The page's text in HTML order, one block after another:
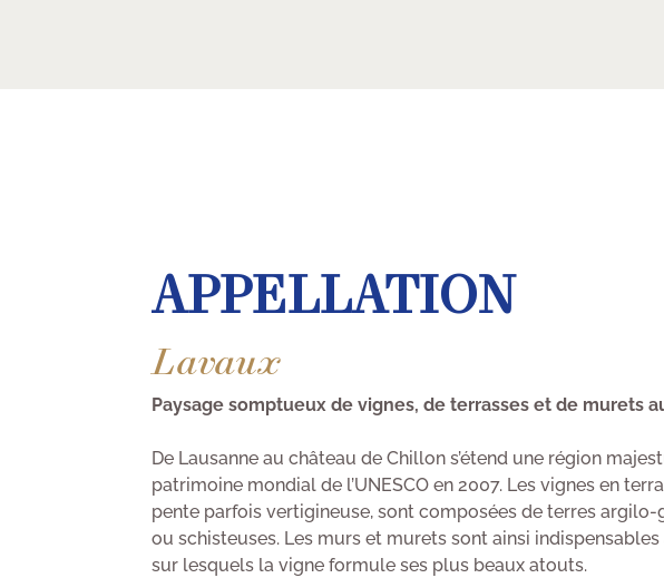
APPELLATION
Lavaux
Paysage somptueux de vignes, de terrasses et de murets
De Lausanne au château de Chillon s’étend une région
patrimoine mondial de l’UNESCO en 2007. Les vignes en
pente parfois vertigineuse, sont composées de terres argilo-
ou schisteuses. Les murs et murets sont ainsi
sur lesquels la vigne formule ses plus beaux atouts.